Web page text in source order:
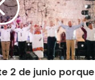
2 de junio porque